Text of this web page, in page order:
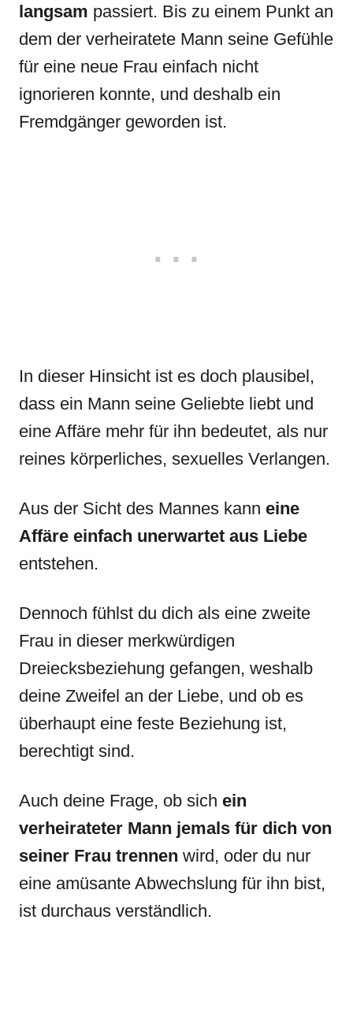
langsam passiert. Bis zu einem Punkt an
dem der verheiratete Mann seine Gefühle
für eine neue Frau einfach nicht
ignorieren konnte, und deshalb ein
Fremdgänger geworden ist.
In dieser Hinsicht ist es doch plausibel,
dass ein Mann seine Geliebte liebt und
eine Affäre mehr für ihn bedeutet, als nur
reines körperliches, sexuelles Verlangen.
Aus der Sicht des Mannes kann eine
Affäre einfach unerwartet aus Liebe
entstehen.
Dennoch fühlst du dich als eine zweite
Frau in dieser merkwürdigen
Dreiecksbeziehung gefangen, weshalb
deine Zweifel an der Liebe, und ob es
überhaupt eine feste Beziehung ist,
berechtigt sind.
Auch deine Frage, ob sich ein
verheirateter Mann jemals für dich von
seiner Frau trennen wird, oder du nur
eine amüsante Abwechslung für ihn bist,
ist durchaus verständlich.